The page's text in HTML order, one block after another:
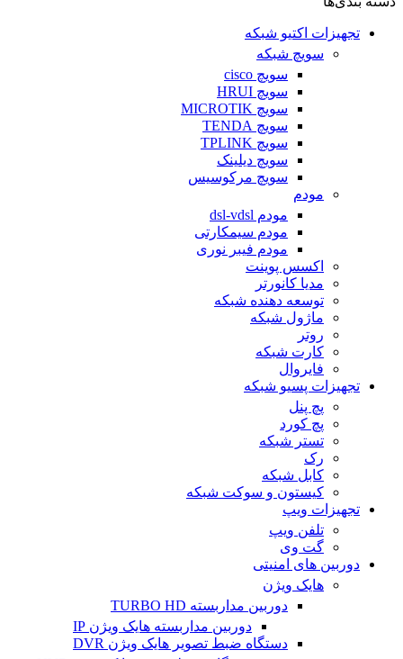
تجهیزات اکتیو شبکه
سویچ شبکه
سویچ cisco
سویچ HRUI
سویچ MICROTIK
سویچ TENDA
سویچ TPLINK
سویچ دیلینک
سویچ مرکوسیس
مودم
مودم dsl-vdsl
مودم سیمکارتی
مودم فیبر نوری
اکسس پوینت
مدیا کانورتر
توسعه دهنده شبکه
ماژول شبکه
روتر
کارت شبکه
فایروال
تجهیزات پسیو شبکه
پچ پنل
پچ کورد
تستر شبکه
رک
کابل شبکه
کیستون و سوکت شبکه
تجهیزات ویپ
تلفن ویپ
گت وی
دوربین های امنیتی
هایک ویژن
دوربین مداربسته TURBO HD
دوربین مداربسته هایک ویژن IP
دستگاه ضبط تصویر هایک ویژن DVR